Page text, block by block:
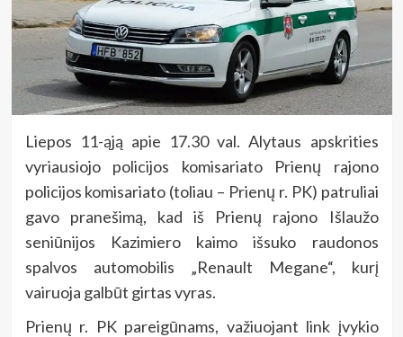
Liepos 11-ąją apie 17.30 val. Alytaus apskrities
vyriausiojo policijos komisariato Prienų rajono
policijos komisariato (toliau – Prienų r. PK) patruliai
gavo pranešimą, kad iš Prienų rajono Išlaužo
seniūnijos Kazimiero kaimo išsuko raudonos
spalvos automobilis „Renault Megane“, kurį
vairuoja galbūt girtas vyras.
Prienų r. PK pareigūnams, važiuojant link įvykio